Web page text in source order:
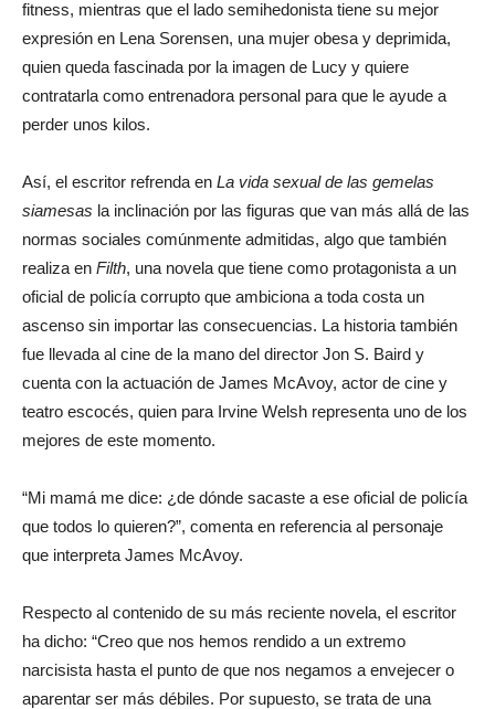
fitness, mientras que el lado semihedonista tiene su mejor
expresión en Lena Sorensen, una mujer obesa y deprimida,
quien queda fascinada por la imagen de Lucy y quiere
contratarla como entrenadora personal para que le ayude a
perder unos kilos.
Así, el escritor refrenda en La vida sexual de las gemelas
siamesas la inclinación por las figuras que van más allá de las
normas sociales comúnmente admitidas, algo que también
realiza en Filth, una novela que tiene como protagonista a un
oficial de policía corrupto que ambiciona a toda costa un
ascenso sin importar las consecuencias. La historia también
fue llevada al cine de la mano del director Jon S. Baird y
cuenta con la actuación de James McAvoy, actor de cine y
teatro escocés, quien para Irvine Welsh representa uno de los
mejores de este momento.
“Mi mamá me dice: ¿de dónde sacaste a ese oficial de policía
que todos lo quieren?”, comenta en referencia al personaje
que interpreta James McAvoy.
Respecto al contenido de su más reciente novela, el escritor
ha dicho: “Creo que nos hemos rendido a un extremo
narcisista hasta el punto de que nos negamos a envejecer o
aparentar ser más débiles. Por supuesto, se trata de una